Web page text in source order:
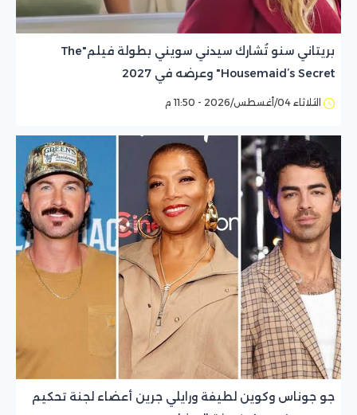
بريتاني سنو تُشارك سيدني سويني بطولة فيلم"The
Housemaid’s Secret" وعرضه في 2027
الثلاثاء 04/أغسطس/2026 - 11:50 م
جو جوناس وكوين لطيفة ورايلي جرين أعضاء لجنة تحكيم